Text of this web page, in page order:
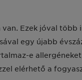
Ezek jóval több
egy újabb
e
elérhető a